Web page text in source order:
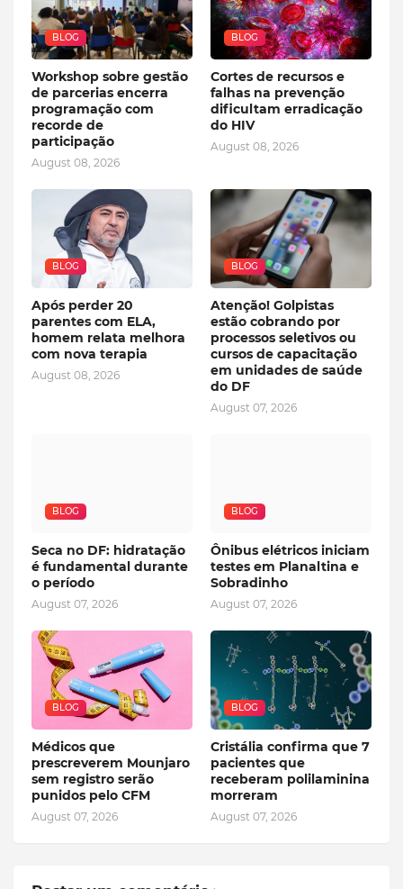
BLOG
Workshop sobre gestão
de parcerias encerra
programação com
recorde de
participação
August 08, 2026
BLOG
Cortes de recursos e
falhas na prevenção
dificultam erradicação
do HIV
August 08, 2026
BLOG
Após perder 20
parentes com ELA,
homem relata melhora
com nova terapia
August 08, 2026
BLOG
Atenção! Golpistas
estão cobrando por
processos seletivos ou
cursos de capacitação
em unidades de saúde
do DF
August 07, 2026
BLOG
Seca no DF: hidratação
é fundamental durante
o período
August 07, 2026
BLOG
Ônibus elétricos iniciam
testes em Planaltina e
Sobradinho
August 07, 2026
BLOG
Médicos que
prescreverem Mounjaro
sem registro serão
punidos pelo CFM
August 07, 2026
BLOG
Cristália confirma que 7
pacientes que
receberam polilaminina
morreram
August 07, 2026